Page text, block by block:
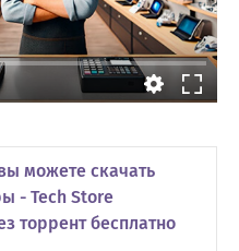
можете скачать
- Tech Store
торрент бесплатно